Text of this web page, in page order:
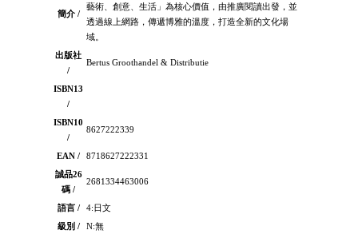
簡介 /
藝術、創意、生活」為核心價值，由推廣閱讀出發，並
透過線上網路，傳遞博雅的溫度，打造全新的文化場
域。
出版社
/
Bertus Groothandel & Distributie
ISBN13
/
ISBN10
/
8627222339
EAN /
8718627222331
誠品26
碼 /
2681334463006
語言 /
4:日文
級別 /
N:無